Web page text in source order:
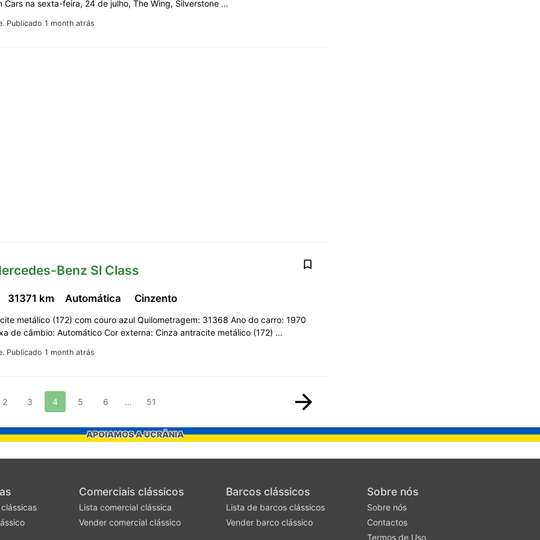
Publicado 1 month atrás
Cars na sexta-feira, 24 de julho, The Wing, Silverstone …
Benz Sl Class
Publicado 1 month atrás
31371 km Automática Cinzento
metálico (172) com couro azul Quilometragem: 31368 Ano do carro: 1970
de câmbio: Automático Cor externa: Cinza antracite metálico (172) …
2 3 4 5 6 … 51
APOIAMOS A UCRÂNIA
Comerciais clássicos
Lista comercial clássica
Vender comercial clássico
Barcos clássicos
Lista de barcos clássicos
Vender barco clássico
Sobre nós
Sobre nós
Contactos
Termos de Uso